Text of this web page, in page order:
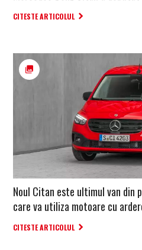
CITESTE ARTICOLUL
Noul Citan este ultimul van din
care va utiliza motoare cu
CITESTE ARTICOLUL